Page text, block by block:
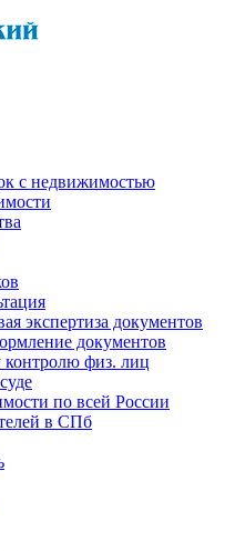
с недвижимостью
экспертиза документов
документов
физ. лиц
по всей России
в СПб